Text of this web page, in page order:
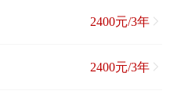
2400元/3年
2400元/3年